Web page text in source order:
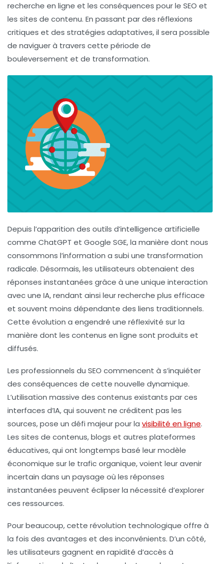
recherche en ligne et les conséquences pour le SEO et
les sites de contenu. En passant par des réflexions
critiques et des stratégies adaptatives, il sera possible
de naviguer à travers cette période de
bouleversement et de transformation.
Depuis l’apparition des outils d’intelligence artificielle
comme ChatGPT et Google SGE, la manière dont nous
consommons l’information a subi une transformation
radicale. Désormais, les utilisateurs obtenaient des
réponses instantanées grâce à une unique interaction
avec une IA, rendant ainsi leur recherche plus efficace
et souvent moins dépendante des liens traditionnels.
Cette évolution a engendré une réflexivité sur la
manière dont les contenus en ligne sont produits et
diffusés.
Les professionnels du SEO commencent à s’inquiéter
des conséquences de cette nouvelle dynamique.
L’utilisation massive des contenus existants par ces
interfaces d’IA, qui souvent ne créditent pas les
sources, pose un défi majeur pour la visibilité en ligne.
Les sites de contenus, blogs et autres plateformes
éducatives, qui ont longtemps basé leur modèle
économique sur le trafic organique, voient leur avenir
incertain dans un paysage où les réponses
instantanées peuvent éclipser la nécessité d’explorer
ces ressources.
Pour beaucoup, cette révolution technologique offre à
la fois des avantages et des inconvénients. D’un côté,
les utilisateurs gagnent en rapidité d’accès à